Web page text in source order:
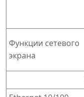
Функции сетевого
экрана